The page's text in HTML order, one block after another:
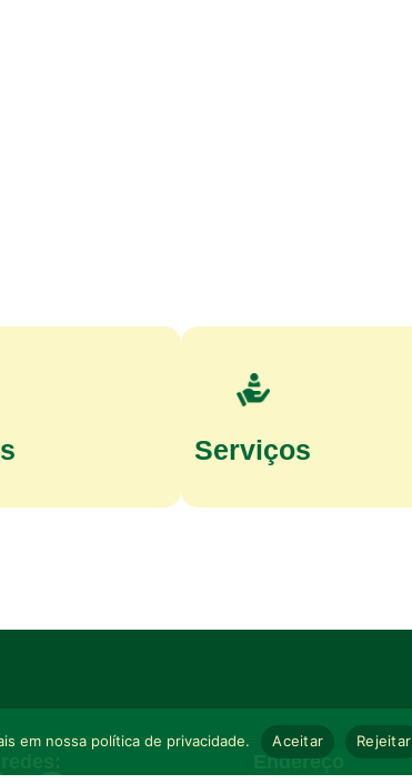
Serviços
Endereço
em nossa política de privacidade. Aceitar Rejeitar